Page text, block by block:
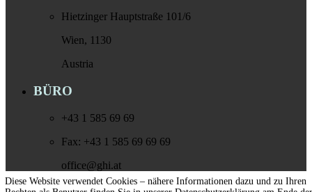
Hietzinger Hauptstraße 101/6
Wien, 1130
Austria
BÜRO
+43 1 585 69 69
Fax: +43 1 585 69 69 69
office@ghi.at
Diese Website verwendet Cookies – nähere Informationen dazu und zu Ihren